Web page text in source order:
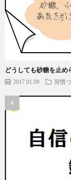
どうしても砂糖を止め
2017.01.09 習慣